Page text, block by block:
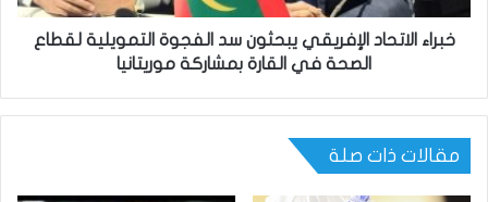
خبراء الاتحاد الإفريقي يبحثون سد الفجوة التمويلية لقطاع
الصحة في القارة بمشاركة موريتانيا
مقالات ذات صلة